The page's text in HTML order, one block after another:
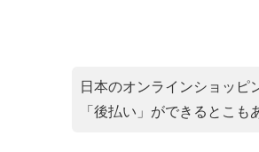
日本のオンラインショッピ
「後払い」ができるとこも